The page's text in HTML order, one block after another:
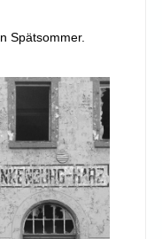
Spätsommer.